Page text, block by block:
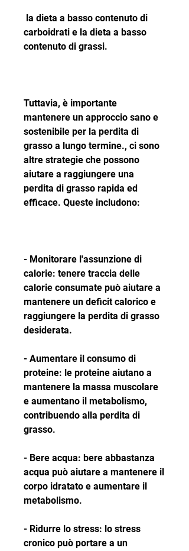
carboidrati e la dieta a basso
contenuto di grassi.
Tuttavia, è importante
mantenere un approccio sano e
sostenibile per la perdita di
grasso a lungo termine., ci sono
altre strategie che possono
aiutare a raggiungere una
perdita di grasso rapida ed
efficace. Queste includono:
- Monitorare l'assunzione di
calorie: tenere traccia delle
calorie consumate può aiutare a
mantenere un deficit calorico e
raggiungere la perdita di grasso
desiderata.
- Aumentare il consumo di
proteine: le proteine aiutano a
mantenere la massa muscolare
e aumentano il metabolismo,
contribuendo alla perdita di
grasso.
- Bere acqua: bere abbastanza
acqua può aiutare a mantenere il
corpo idratato e aumentare il
metabolismo.
- Ridurre lo stress: lo stress
cronico può portare a un